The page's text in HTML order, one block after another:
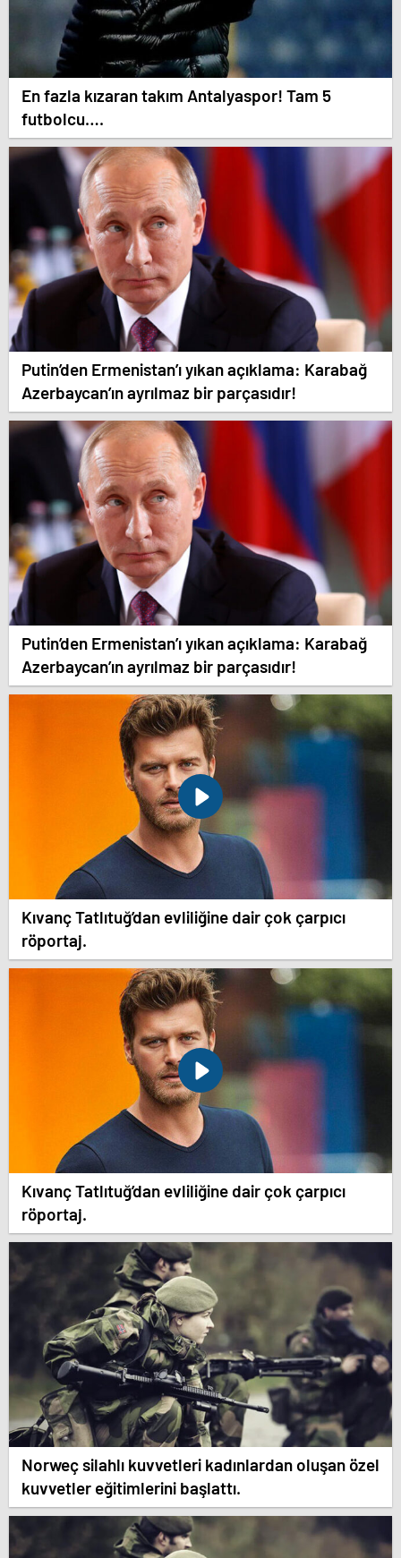
En fazla kızaran takım Antalyaspor! Tam 5
futbolcu….
Putin’den Ermenistan’ı yıkan açıklama: Karabağ
Azerbaycan’ın ayrılmaz bir parçasıdır!
Putin’den Ermenistan’ı yıkan açıklama: Karabağ
Azerbaycan’ın ayrılmaz bir parçasıdır!
Kıvanç Tatlıtuğ’dan evliliğine dair çok çarpıcı
röportaj.
Kıvanç Tatlıtuğ’dan evliliğine dair çok çarpıcı
röportaj.
Norweç silahlı kuvvetleri kadınlardan oluşan özel
kuvvetler eğitimlerini başlattı.